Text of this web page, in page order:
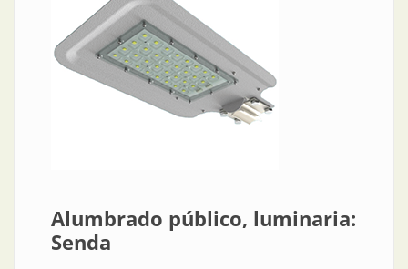
Alumbrado público, luminaria:
Senda